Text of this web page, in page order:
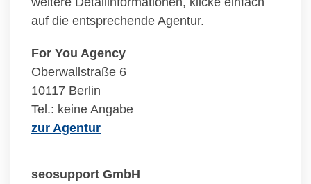
auf die entsprechende Agentur.
For You Agency
Oberwallstraße 6
10117 Berlin
Tel.: keine Angabe
zur Agentur
seosupport GmbH